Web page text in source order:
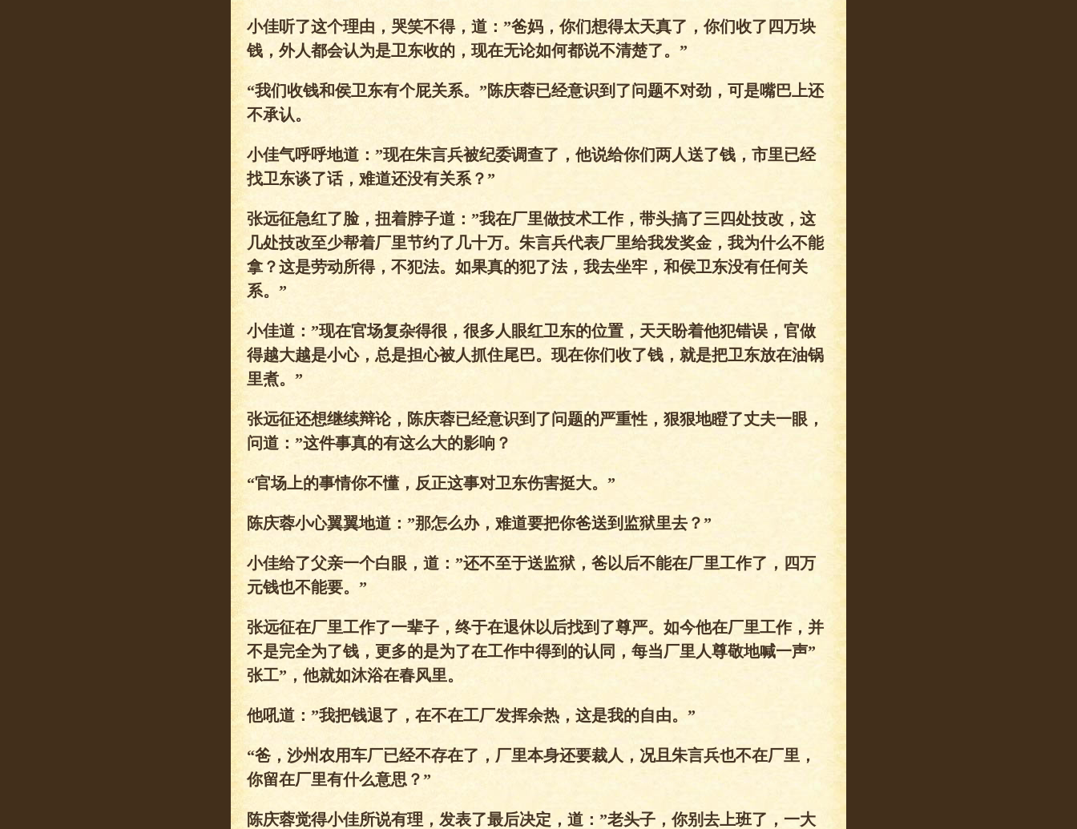
小佳听了这个理由，哭笑不得，道：”爸妈，你们想得太天真了，你们收了四万块
钱，外人都会认为是卫东收的，现在无论如何都说不清楚了。”
“我们收钱和侯卫东有个屁关系。”陈庆蓉已经意识到了问题不对劲，可是嘴巴上还
不承认。
小佳气呼呼地道：”现在朱言兵被纪委调查了，他说给你们两人送了钱，市里已经
找卫东谈了话，难道还没有关系？”
张远征急红了脸，扭着脖子道：”我在厂里做技术工作，带头搞了三四处技改，这
几处技改至少帮着厂里节约了几十万。朱言兵代表厂里给我发奖金，我为什么不能
拿？这是劳动所得，不犯法。如果真的犯了法，我去坐牢，和侯卫东没有任何关
系。”
小佳道：”现在官场复杂得很，很多人眼红卫东的位置，天天盼着他犯错误，官做
得越大越是小心，总是担心被人抓住尾巴。现在你们收了钱，就是把卫东放在油锅
里煮。”
张远征还想继续辩论，陈庆蓉已经意识到了问题的严重性，狠狠地瞪了丈夫一眼，
问道：”这件事真的有这么大的影响？
“官场上的事情你不懂，反正这事对卫东伤害挺大。”
陈庆蓉小心翼翼地道：”那怎么办，难道要把你爸送到监狱里去？”
小佳给了父亲一个白眼，道：”还不至于送监狱，爸以后不能在厂里工作了，四万
元钱也不能要。”
张远征在厂里工作了一辈子，终于在退休以后找到了尊严。如今他在厂里工作，并
不是完全为了钱，更多的是为了在工作中得到的认同，每当厂里人尊敬地喊一声”
张工”，他就如沐浴在春风里。
他吼道：”我把钱退了，在不在工厂发挥余热，这是我的自由。”
“爸，沙州农用车厂已经不存在了，厂里本身还要裁人，况且朱言兵也不在厂里，
你留在厂里有什么意思？”
陈庆蓉觉得小佳所说有理，发表了最后决定，道：”老头子，你别去上班了，一大